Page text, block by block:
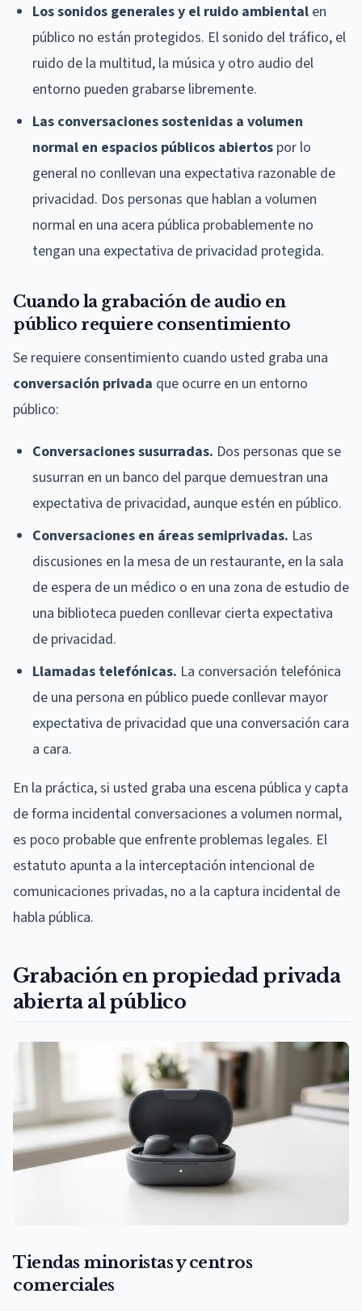
Los sonidos generales y el ruido ambiental en
público no están protegidos. El sonido del tráfico, el
ruido de la multitud, la música y otro audio del
entorno pueden grabarse libremente.
Las conversaciones sostenidas a volumen
normal en espacios públicos abiertos por lo
general no conllevan una expectativa razonable de
privacidad. Dos personas que hablan a volumen
normal en una acera pública probablemente no
tengan una expectativa de privacidad protegida.
Cuando la grabación de audio en
público requiere consentimiento
Se requiere consentimiento cuando usted graba una
conversación privada que ocurre en un entorno
público:
Conversaciones susurradas. Dos personas que se
susurran en un banco del parque demuestran una
expectativa de privacidad, aunque estén en público.
Conversaciones en áreas semiprivadas. Las
discusiones en la mesa de un restaurante, en la sala
de espera de un médico o en una zona de estudio de
una biblioteca pueden conllevar cierta expectativa
de privacidad.
Llamadas telefónicas. La conversación telefónica
de una persona en público puede conllevar mayor
expectativa de privacidad que una conversación cara
a cara.
En la práctica, si usted graba una escena pública y capta
de forma incidental conversaciones a volumen normal,
es poco probable que enfrente problemas legales. El
estatuto apunta a la interceptación intencional de
comunicaciones privadas, no a la captura incidental de
habla pública.
Grabación en propiedad privada
abierta al público
Tiendas minoristas y centros
comerciales